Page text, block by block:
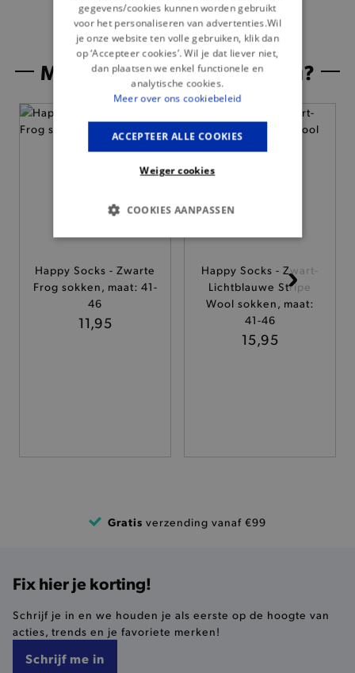
Misschien is dit iets voor jou?
Happy Socks - Zwarte
Frog sokken, maat: 41-
46
11,95
Happy Socks - Zwart-
Lichtblauwe Stripe
Wool sokken, maat:
41-46
15,95
Gratis verzending vanaf €99
Fix hier je korting!
Schrijf je in en we houden je als eerste op de hoogte van
acties, trends en je favoriete merken!
Schrijf me in
gegevens/cookies kunnen worden gebruikt
voor het personaliseren van advertenties.Wil
je onze website ten volle gebruiken, klik dan
op ‘Accepteer cookies’. Wil je dat liever niet,
dan plaatsen we enkel functionele en
analytische cookies.
Meer over ons cookiebeleid
ACCEPTEER ALLE COOKIES
Weiger cookies
COOKIES AANPASSEN
BASIS COOKIES
ANALYTISCHE
TARGETING
analytische en functionele cookies vullen hun
buikjes algemene bezoekersinformatie, maar
product-added-modal
selected-val